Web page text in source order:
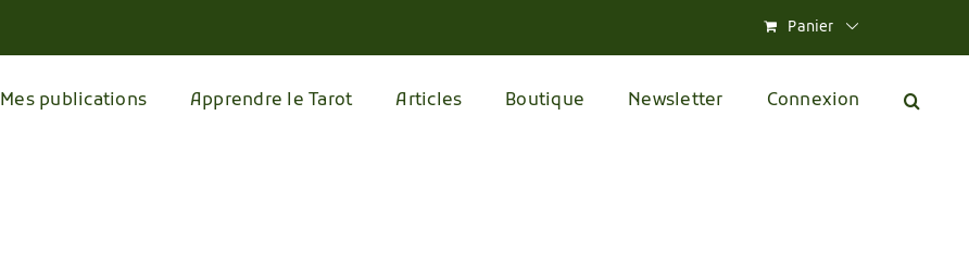
Panier
Mes publications Apprendre le Tarot Articles Boutique Newsletter Connexion